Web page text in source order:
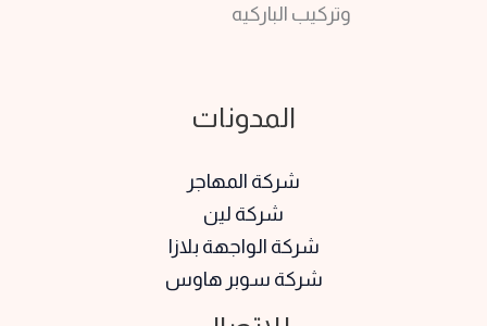
وتركيب الباركيه
المدونات
شركة المهاجر
شركة لين
شركة الواجهة بلازا
شركة سوبر هاوس